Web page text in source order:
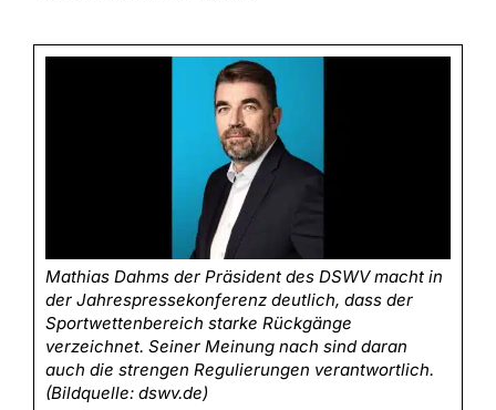
Mathias Dahms der Präsident des DSWV macht in
der Jahrespressekonferenz deutlich, dass der
Sportwettenbereich starke Rückgänge
verzeichnet. Seiner Meinung nach sind daran
auch die strengen Regulierungen verantwortlich.
(Bildquelle: dswv.de)